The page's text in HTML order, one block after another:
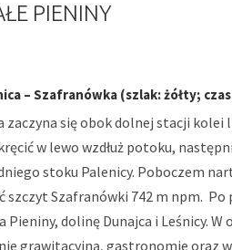
PIENINY
– Szafranówka (szlak: żółty;
zaczyna się obok dolnej stacji
w lewo wzdłuż potoku,
stoku Palenicy. Poboczem
szczyt Szafranówki 742 m npm.
Pieniny, dolinę Dunajca i Leśnicy.
grawitacyjną, gastronomie oraz